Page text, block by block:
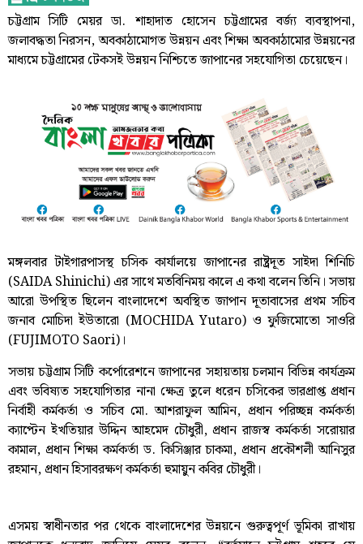
চট্টগ্রাম সিটি মেয়র ডা. শাহাদাত হোসেন চট্টগ্রামের বর্জ্য ব্যবস্থাপনা,
জলাবদ্ধতা নিরসন, অবকাঠামোগত উন্নয়ন এবং শিক্ষা অবকাঠামোর উন্নয়নের
মাধ্যমে চট্টগ্রামের টেকসই উন্নয়ন নিশ্চিতে জাপানের সহযোগিতা চেয়েছেন।
মঙ্গলবার টাইগারপাসস্থ চসিক কার্যালয়ে জাপানের রাষ্ট্রদূত সাইদা শিনিচি
(SAIDA Shinichi) এর সাথে মতবিনিময় কালে এ কথা বলেন তিনি। সভায়
আরো উপস্থিত ছিলেন বাংলাদেশে অবস্থিত জাপান দূতাবাসের প্রথম সচিব
জনাব মোচিদা ইউতারো (MOCHIDA Yutaro) ও ফুজিমোতো সাওরি
(FUJIMOTO Saori)।
সভায় চট্টগ্রাম সিটি কর্পোরেশনে জাপানের সহায়তায় চলমান বিভিন্ন কার্যক্রম
এবং ভবিষ্যত সহযোগিতার নানা ক্ষেত্র তুলে ধরেন চসিকের ভারপ্রাপ্ত প্রধান
নির্বাহী কর্মকর্তা ও সচিব মো. আশরাফুল আমিন, প্রধান পরিচ্ছন্ন কর্মকর্তা
ক্যাপ্টেন ইখতিয়ার উদ্দিন আহমেদ চৌধুরী, প্রধান রাজস্ব কর্মকর্তা সরোয়ার
কামাল, প্রধান শিক্ষা কর্মকর্তা ড. কিসিঞ্জার চাকমা, প্রধান প্রকৌশলী আনিসুর
রহমান, প্রধান হিসাবরক্ষণ কর্মকর্তা হুমায়ুন কবির চৌধুরী।
এসময় স্বাধীনতার পর থেকে বাংলাদেশের উন্নয়নে গুরুত্বপূর্ণ ভূমিকা রাখায়